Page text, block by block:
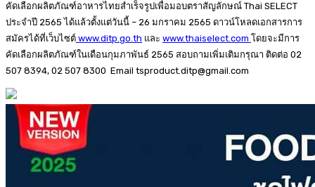
คัดเลือกผลิตภัณฑ์อาหารไทยสำเร็จรูปเพื่อมอบตราสัญลักษณ์ Thai SELECT
ประจำปี 2565 ได้แล้วตั้งแต่วันนี้ – 26 มกราคม 2565 ดาวน์โหลดเอกสารการ
สมัครได้ที่เว็บไซต์ www.ditp.go.th และ www.thaiselect.com โดยจะมีการ
คัดเลือกผลิตภัณฑ์ในเดือนกุมภาพันธ์ 2565 สอบถามเพิ่มเติมกรุณา ติดต่อ 02
507 8394, 02 507 8300 Email tsproduct.ditp@gmail.com